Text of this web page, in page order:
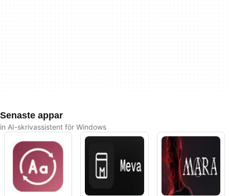
Senaste appar
in AI-skrivassistent för Windows